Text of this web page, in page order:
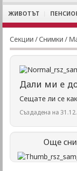
ЖИВОТЪТ
Секции /Снимки /
Дали ми е
Сещате ли се
Създадена на
Още